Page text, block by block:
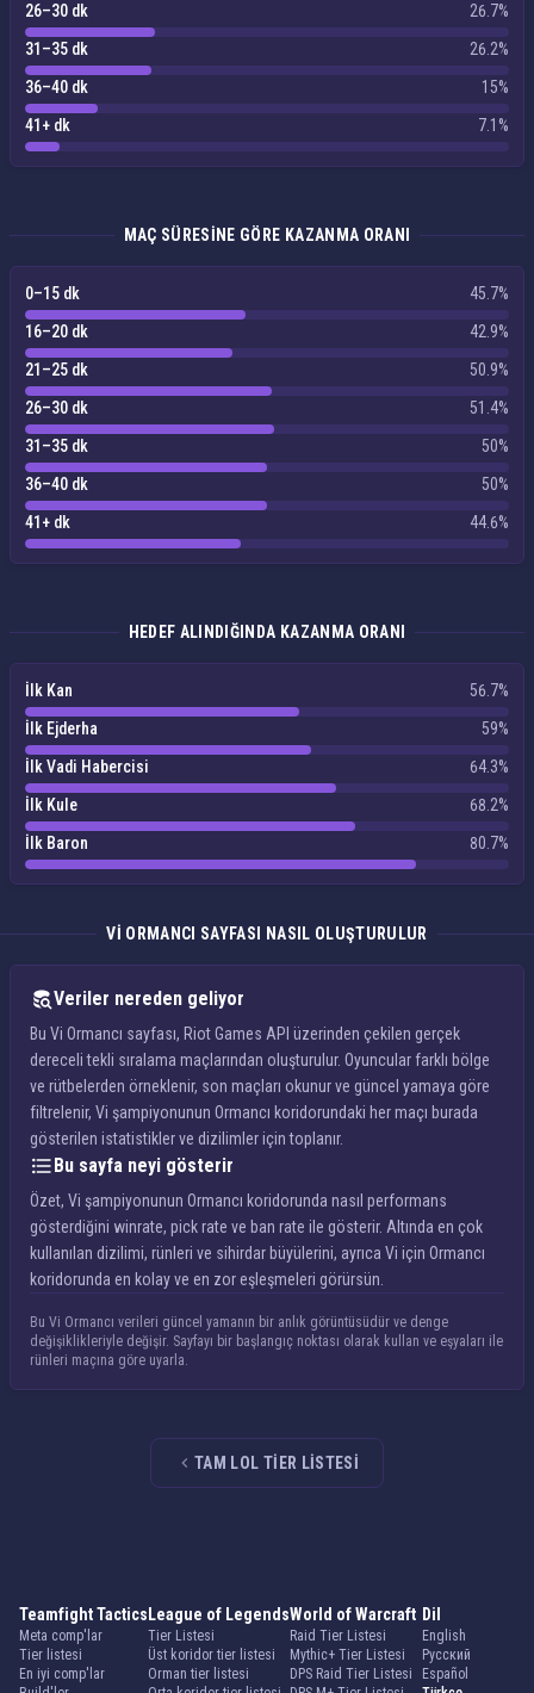
26–30 dk
26.7%
31–35 dk
26.2%
36–40 dk
15%
41+ dk
7.1%
MAÇ SÜRESINE GÖRE KAZANMA ORANI
0–15 dk
45.7%
16–20 dk
42.9%
21–25 dk
50.9%
26–30 dk
51.4%
31–35 dk
50%
36–40 dk
50%
41+ dk
44.6%
HEDEF ALINDIĞINDA KAZANMA ORANI
İlk Kan
56.7%
İlk Ejderha
59%
İlk Vadi Habercisi
64.3%
İlk Kule
68.2%
İlk Baron
80.7%
VI ORMANCI SAYFASI NASIL OLUŞTURULUR
Veriler nereden geliyor
Bu Vi Ormancı sayfası, Riot Games API üzerinden çekilen gerçek
dereceli tekli sıralama maçlarından oluşturulur. Oyuncular farklı bölge
ve rütbelerden örneklenir, son maçları okunur ve güncel yamaya göre
filtrelenir, Vi şampiyonunun Ormancı koridorundaki her maçı burada
gösterilen istatistikler ve dizilimler için toplanır.
Bu sayfa neyi gösterir
Özet, Vi şampiyonunun Ormancı koridorunda nasıl performans
gösterdiğini winrate, pick rate ve ban rate ile gösterir. Altında en çok
kullanılan dizilimi, rünleri ve sihirdar büyülerini, ayrıca Vi için Ormancı
koridorunda en kolay ve en zor eşleşmeleri görürsün.
Bu Vi Ormancı verileri güncel yamanın bir anlık görüntüsüdür ve denge
değişiklikleriyle değişir. Sayfayı bir başlangıç noktası olarak kullan ve eşyaları ile
rünleri maçına göre uyarla.
TAM LOL TIER LISTESI
Teamfight Tactics
Meta comp'lar
Tier listesi
En iyi comp'lar
League of Legends
Tier Listesi
Üst koridor tier listesi
Orman tier listesi
World of Warcraft
Raid Tier Listesi
Mythic+ Tier Listesi
DPS Raid Tier Listesi
Dil
English
Русский
Español